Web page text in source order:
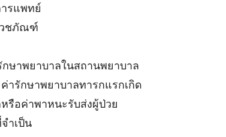
รแพทย์
วชภัณฑ์
ษาพยาบาลในสถานพยาบาล
ารักษาพยาบาลทารกแรกเกิด
รือค่าพาหนะรับส่งผู้ป่วย
ำเป็น